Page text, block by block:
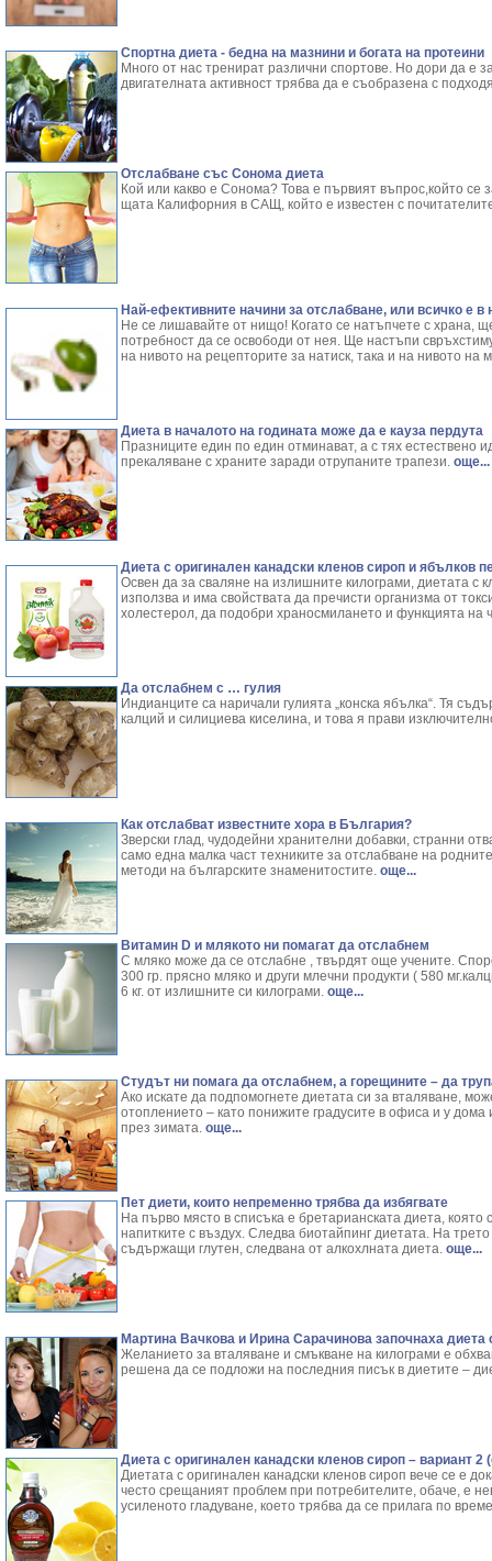
Спортна диета - бедна на мазнини и богата на протеини
Много от нас тренират различни спортове. Но дори да е
двигателната активност трябва да е съобразена с
Отслабване със Сонома диета
Кой или какво е Сонома? Това е първият въпрос,който се
щата Калифорния в САЩ, който е известен с
Най-ефективните начини за отслабване, или всичко е в
Не се лишавайте от нищо! Когато се натъпчете с храна,
потребност да се освободи от нея. Ще настъпи
на нивото на рецепторите за натиск, така и на нивото на
Диета в началото на годината може да е кауза пердута
Празниците един по един отминават, а с тях естествено
прекаляване с храните заради отрупаните трапези. още...
Диета с оригинален канадски кленов сироп и ябълков
Освен да за сваляне на излишните килограми, диетата с
използва и има свойствата да пречисти организма от
холестерол, да подобри храносмилането и функцията на
Да отслабнем с … гулия
Индианците са наричали гулията „конска ябълка“. Тя
калций и силициева киселина, и това я прави
Как отслабват известните хора в България?
Зверски глад, чудодейни хранителни добавки, странни
само една малка част техниките за отслабване на
методи на българските знаменитостите. още...
Витамин D и млякото ни помагат да отслабнем
С мляко може да се отслабне , твърдят още учените.
300 гр. прясно мляко и други млечни продукти ( 580
6 кг. от излишните си килограми. още...
Студът ни помага да отслабнем, а горещините – да
Ако искате да подпомогнете диетата си за вталяване,
отоплението – като понижите градусите в офиса и у дома
през зимата. още...
Пет диети, които непременно трябва да избягвате
На първо място в списъка е бретарианската диета, която
напитките с въздух. Следва биотайпинг диетата. На
съдържащи глутен, следвана от алкохлната диета. още...
Мартина Вачкова и Ирина Сарачинова започнаха диета
Желанието за вталяване и смъкване на килограми е
решена да се подложи на последния писък в диетите –
Диета с оригинален канадски кленов сироп – вариант 2
Диетата с оригинален канадски кленов сироп вече се е
често срещаният проблем при потребителите, обаче, е
усиленото гладуване, което трябва да се прилага по